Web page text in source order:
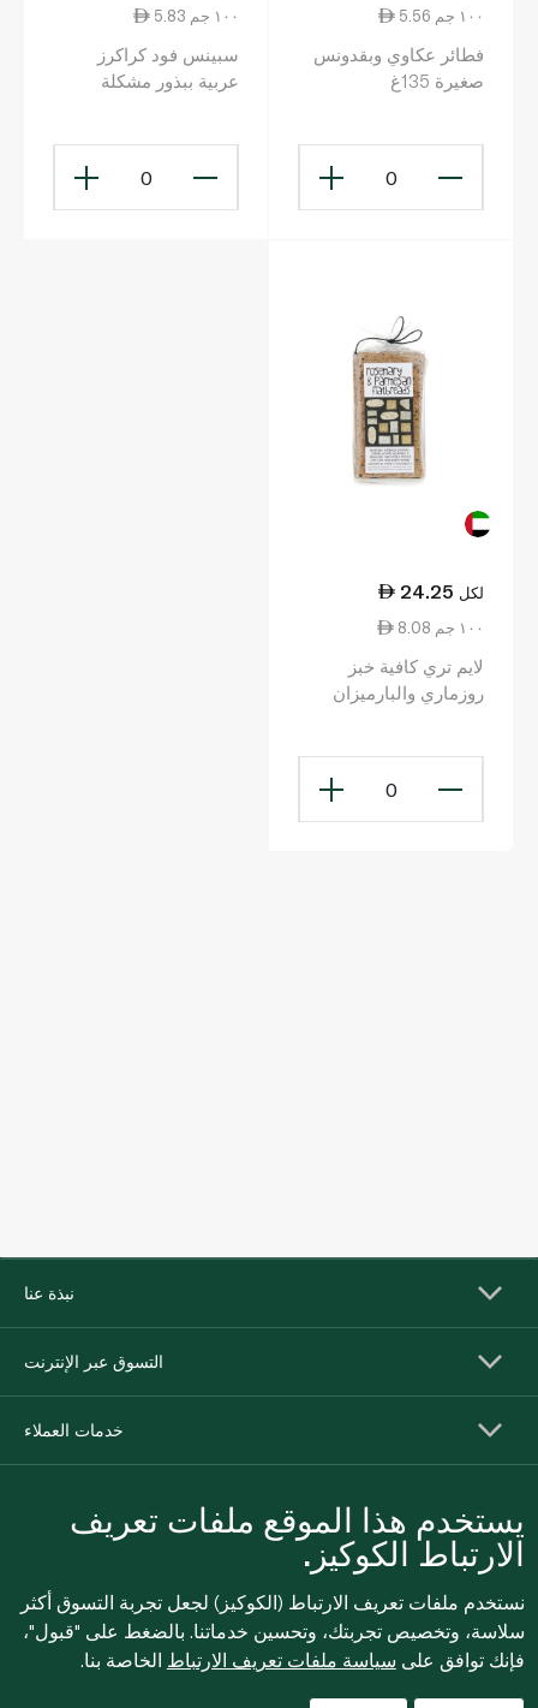
5.56 ١٠٠ جم
فطائر عكاوي وبقدونس
صغيرة 135غ
0
5.83 ١٠٠ جم
سبينس فود كراكرز
عربية ببذور مشكلة
0
24.25 لكل
8.08 ١٠٠ جم
لايم تري كافية خبز
روزماري والبارميزان
0
نبذة عنا
التسوق عبر الإنترنت
خدمات العملاء
يستخدم هذا الموقع ملفات تعريف
الارتباط الكوكيز.
نستخدم ملفات تعريف الارتباط (الكوكيز) لجعل تجربة التسوق أكثر
سلاسة، وتخصيص تجربتك، وتحسين خدماتنا. بالضغط على "قبول"،
فإنك توافق على سياسة ملفات تعريف الارتباط الخاصة بنا.